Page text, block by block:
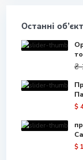
Останні
₴
$
$